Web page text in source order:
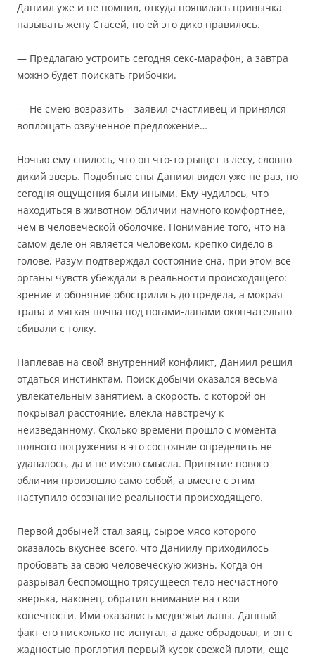
Даниил уже и не помнил, откуда появилась привычка
называть жену Стасей, но ей это дико нравилось.
— Предлагаю устроить сегодня секс-марафон, а завтра
можно будет поискать грибочки.
— Не смею возразить – заявил счастливец и принялся
воплощать озвученное предложение…
Ночью ему снилось, что он что-то рыщет в лесу, словно
дикий зверь. Подобные сны Даниил видел уже не раз, но
сегодня ощущения были иными. Ему чудилось, что
находиться в животном обличии намного комфортнее,
чем в человеческой оболочке. Понимание того, что на
самом деле он является человеком, крепко сидело в
голове. Разум подтверждал состояние сна, при этом все
органы чувств убеждали в реальности происходящего:
зрение и обоняние обострились до предела, а мокрая
трава и мягкая почва под ногами-лапами окончательно
сбивали с толку.
Наплевав на свой внутренний конфликт, Даниил решил
отдаться инстинктам. Поиск добычи оказался весьма
увлекательным занятием, а скорость, с которой он
покрывал расстояние, влекла навстречу к
неизведанному. Сколько времени прошло с момента
полного погружения в это состояние определить не
удавалось, да и не имело смысла. Принятие нового
обличия произошло само собой, а вместе с этим
наступило осознание реальности происходящего.
Первой добычей стал заяц, сырое мясо которого
оказалось вкуснее всего, что Даниилу приходилось
пробовать за свою человеческую жизнь. Когда он
разрывал беспомощно трясущееся тело несчастного
зверька, наконец, обратил внимание на свои
конечности. Ими оказались медвежьи лапы. Данный
факт его нисколько не испугал, а даже обрадовал, и он с
жадностью проглотил первый кусок свежей плоти, еще